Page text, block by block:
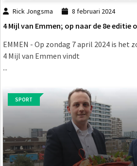
Rick Jongsma 8 februari 2024
4 Mijl van Emmen; op naar de 8e editie
EMMEN - Op zondag 7 april 2024 is het
4 Mijl van Emmen vindt
...
SPORT